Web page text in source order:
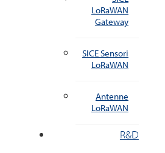
LoRaWAN
Gateway
SICE Sensori
LoRaWAN
Antenne
LoRaWAN
R&D